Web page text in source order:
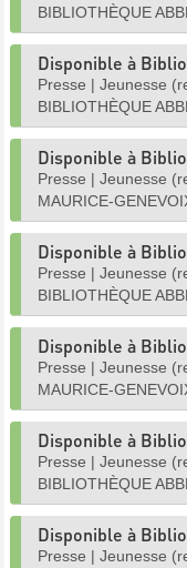
BIBLIOTHÈQUE
Disponible à
Presse | Jeunesse
BIBLIOTHÈQUE
Disponible à
Presse | Jeunesse
MAURICE-
Disponible à
Presse | Jeunesse
BIBLIOTHÈQUE
Disponible à
Presse | Jeunesse
MAURICE-
Disponible à
Presse | Jeunesse
BIBLIOTHÈQUE
Disponible à
Presse | Jeunesse